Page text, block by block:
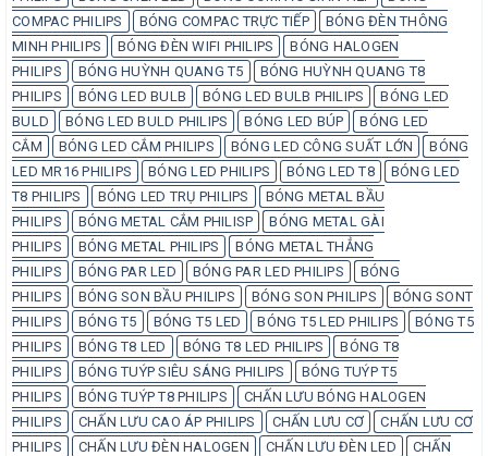
COMPAC PHILIPS
BÓNG COMPAC TRỰC TIẾP
BÓNG ĐÈN THÔNG
MINH PHILIPS
BÓNG ĐÈN WIFI PHILIPS
BÓNG HALOGEN
PHILIPS
BÓNG HUỲNH QUANG T5
BÓNG HUỲNH QUANG T8
PHILIPS
BÓNG LED BULB BÓNG LED BULB PHILIPS
BÓNG LED
BULD
BÓNG LED BULD PHILIPS BÓNG LED BÚP
BÓNG LED
CẮM
BÓNG LED CẮM PHILIPS BÓNG LED CÔNG SUẤT LỚN
BÓNG
LED MR16 PHILIPS
BÓNG LED PHILIPS BÓNG LED T8
BÓNG LED
T8 PHILIPS
BÓNG LED TRỤ PHILIPS
BÓNG METAL BẦU
PHILIPS
BÓNG METAL CẮM PHILISP
BÓNG METAL GÀI
PHILIPS
BÓNG METAL PHILIPS
BÓNG METAL THẲNG
PHILIPS
BÓNG PAR LED BÓNG PAR LED PHILIPS
BÓNG
PHILIPS
BÓNG SON BẦU PHILIPS BÓNG SON PHILIPS
BÓNG SONT
PHILIPS
BÓNG T5 BÓNG T5 LED BÓNG T5 LED PHILIPS
BÓNG T5
PHILIPS
BÓNG T8 LED BÓNG T8 LED PHILIPS
BÓNG T8
PHILIPS
BÓNG TUÝP SIÊU SÁNG PHILIPS
BÓNG TUÝP T5
PHILIPS
BÓNG TUÝP T8 PHILIPS
CHẤN LƯU BÓNG HALOGEN
PHILIPS
CHẤN LƯU CAO ÁP PHILIPS CHẤN LƯU CƠ
CHẤN LƯU CƠ
PHILIPS
CHẤN LƯU ĐÈN HALOGEN CHẤN LƯU ĐÈN LED
CHẤN